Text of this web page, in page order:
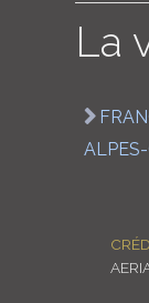
La